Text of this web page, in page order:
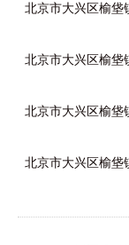
北京市大兴区榆垡
北京市大兴区榆垡
北京市大兴区榆垡
北京市大兴区榆垡